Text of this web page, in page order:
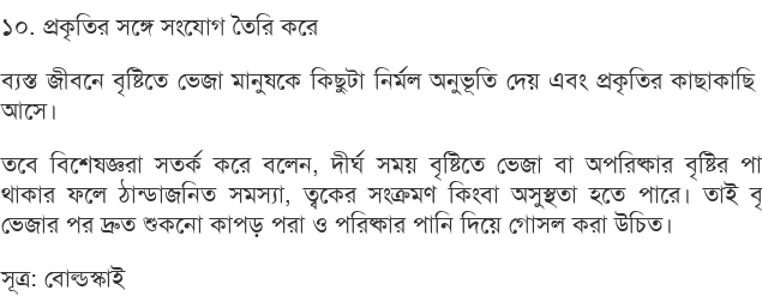
১০. প্রকৃতির সঙ্গে সংযোগ তৈরি করে
ব্যস্ত জীবনে বৃষ্টিতে ভেজা মানুষকে কিছুটা নির্মল অনুভূতি দেয় এবং প্রকৃতির কাছাকাছি
আসে।
তবে বিশেষজ্ঞরা সতর্ক করে বলেন, দীর্ঘ সময় বৃষ্টিতে ভেজা বা অপরিষ্কার বৃষ্টির
থাকার ফলে ঠান্ডাজনিত সমস্যা, ত্বকের সংক্রমণ কিংবা অসুস্থতা হতে পারে। তাই
ভেজার পর দ্রুত শুকনো কাপড় পরা ও পরিষ্কার পানি দিয়ে গোসল করা উচিত।
সূত্র: বোল্ডস্কাই